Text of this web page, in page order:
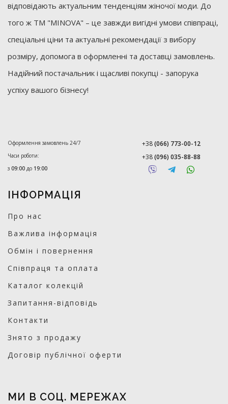
відповідають актуальним тенденціям жіночої моди. До
того ж ТМ "MINOVA" – це завжди вигідні умови співпраці,
спеціальні ціни та актуальні рекомендації з вибору
розміру, допомога в оформленні та доставці замовлень.
Надійний постачальник і щасливі покупці - запорука
успіху вашого бізнесу!
Оформлення замовлень 24/7
Часи роботи:
з 09:00 до 19:00
+38(066) 773-00-12
+38(096) 035-88-88
ІНФОРМАЦІЯ
Про нас
Важлива інформація
Обмін і повернення
Співпраця та оплата
Каталог колекцій
Запитання-відповідь
Контакти
Знято з продажу
Договір публічної оферти
МИ В СОЦ. МЕРЕЖАХ